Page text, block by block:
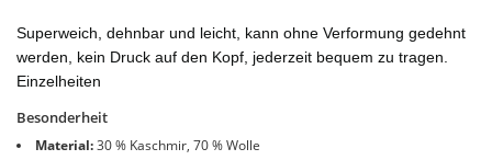
Superweich, dehnbar und leicht, kann ohne Verformung gedehnt
werden, kein Druck auf den Kopf, jederzeit bequem zu tragen.
Einzelheiten
Besonderheit
Material:30 % Kaschmir, 70 % Wolle